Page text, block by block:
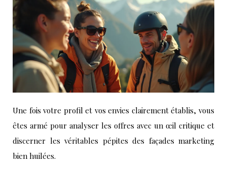
Une fois votre profil et vos envies clairement établis, vous
êtes armé pour analyser les offres avec un œil critique et
discerner les véritables pépites des façades marketing
bien huilées.